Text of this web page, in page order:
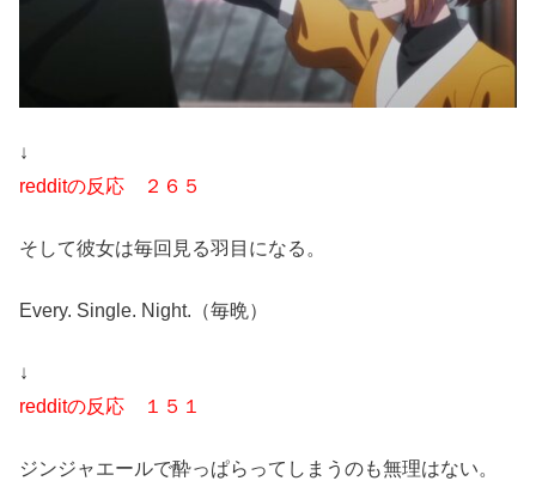
↓
redditの反応 ２６５
そして彼女は毎回見る羽目になる。
Every. Single. Night.（毎晩）
↓
redditの反応 １５１
ジンジャエールで酔っぱらってしまうのも無理はない。